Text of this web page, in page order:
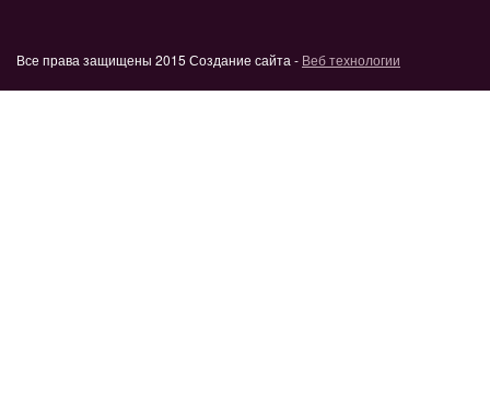
Все права защищены 2015 Создание сайта - Веб технологии